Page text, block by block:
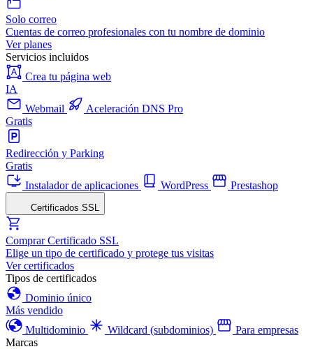
Solo correo
Cuentas de correo profesionales con tu nombre de dominio
Ver planes
Servicios incluidos
Crea tu página web
IA
Webmail
Aceleración DNS Pro
Gratis
Redirección y Parking
Gratis
Instalador de aplicaciones
WordPress Prestashop
Certificados SSL
Comprar Certificado SSL
Elige un tipo de certificado y protege tus visitas
Ver certificados
Tipos de certificados
Dominio único
Más vendido
Multidominio
Wildcard (subdominios)
Para empresas
Marcas